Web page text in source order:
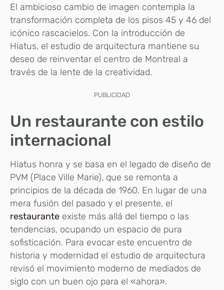
El ambicioso cambio de imagen contempla la
transformación completa de los pisos 45 y 46 del
icónico rascacielos. Con la introducción de
Hiatus, el estudio de arquitectura mantiene su
deseo de reinventar el centro de Montreal a
través de la lente de la creatividad.
PUBLICIDAD
Un restaurante con estilo
internacional
Hiatus honra y se basa en el legado de diseño de
PVM (Place Ville Marie), que se remonta a
principios de la década de 1960. En lugar de una
mera fusión del pasado y el presente, el
restaurante existe más allá del tiempo o las
tendencias, ocupando un espacio de pura
sofisticación. Para evocar este encuentro de
historia y modernidad el estudio de arquitectura
revisó el movimiento moderno de mediados de
siglo con un buen ojo para el «ahora».